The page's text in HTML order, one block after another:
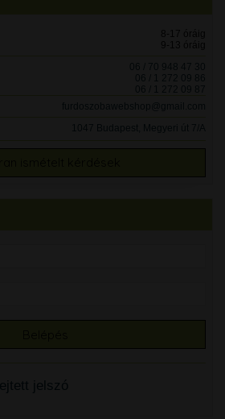
8-17 óráig
9-13 óráig
06 / 70 948 47 30
06 / 1 272 09 86
06 / 1 272 09 87
furdoszobawebshop@gmail.com
1047 Budapest, Megyeri út 7/A
jelszó